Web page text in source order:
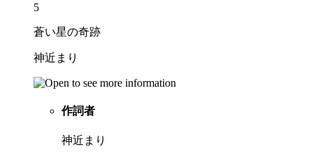
5
蒼い星の奇跡
神近まり
作詞者
神近まり